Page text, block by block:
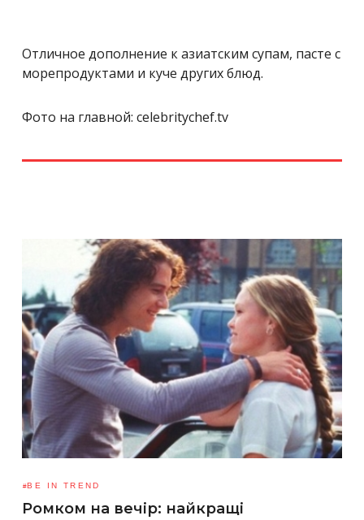
Отличное дополнение к азиатским супам, пасте с
морепродуктами и куче других блюд.
Фото на главной: celebritychef.tv
BE IN TREND
Ромком на вечір: найкращі